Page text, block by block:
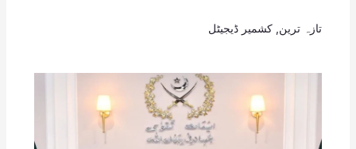
تازہ ترین کشمیر ڈیجیٹل